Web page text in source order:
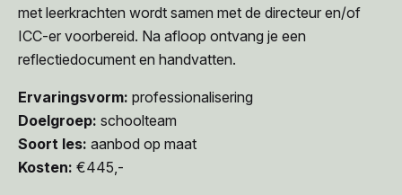
met leerkrachten wordt samen met de directeur en/of
ICC-er voorbereid. Na afloop ontvang je een
reflectiedocument en handvatten.
Ervaringsvorm: professionalisering
Doelgroep: schoolteam
Soort les: aanbod op maat
Kosten: €445,-